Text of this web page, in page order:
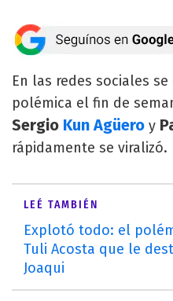
En las redes sociales
polémica el fin de
Sergio Kun Agüero y
rápidamente se viralizó.
LEÉ TAMBIÉN
Explotó todo: el
Tuli Acosta que le
Joaqui